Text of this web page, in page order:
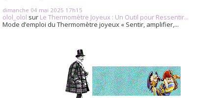
dimanche 04 mai 2025 17h15
olol_olol sur Le Thermomètre Joyeux : Un Outil pour Ressentir...
Mode d’emploi du Thermomètre joyeux « Sentir, amplifier,...